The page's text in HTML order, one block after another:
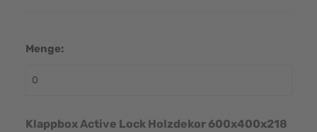
Menge:
Klappbox Active Lock Holzdekor 600x400x218